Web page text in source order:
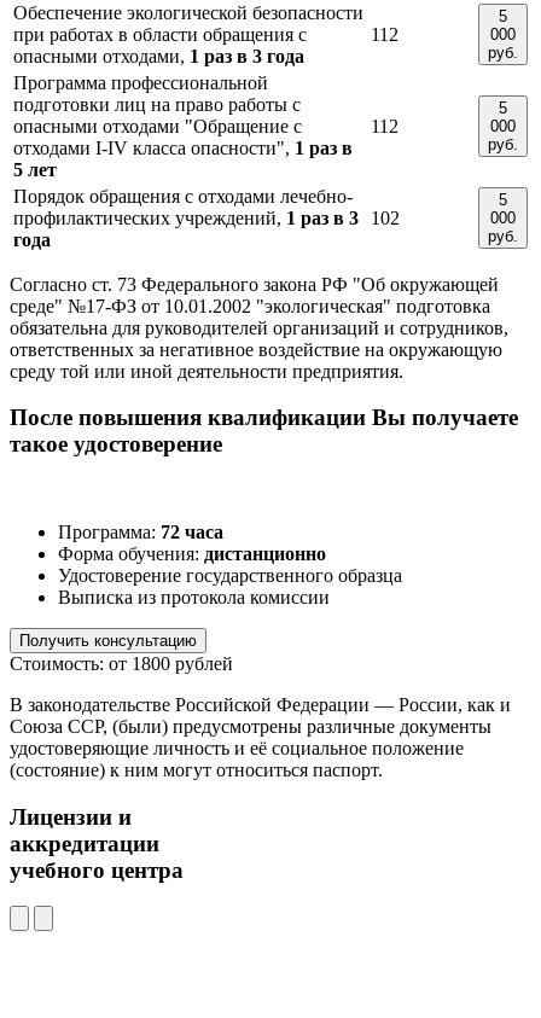
Обеспечение экологической безопасности
при работах в области обращения с
опасными отходами, 1 раз в 3 года
112
5
000
руб.
Программа профессиональной
подготовки лиц на право работы с
опасными отходами "Обращение с
отходами I-IV класса опасности", 1 раз в
5 лет
112
5
000
руб.
Порядок обращения с отходами лечебно-
профилактических учреждений, 1 раз в 3
года
102
5
000
руб.
Согласно ст. 73 Федерального закона РФ "Об окружающей
среде" №17-ФЗ от 10.01.2002 "экологическая" подготовка
обязательна для руководителей организаций и сотрудников,
ответственных за негативное воздействие на окружающую
среду той или иной деятельности предприятия.
После повышения квалификации Вы получаете
такое удостоверение
Программа: 72 часа
Форма обучения: дистанционно
Удостоверение государственного образца
Выписка из протокола комиссии
Получить консультацию
Стоимость: от 1800 рублей
В законодательстве Российской Федерации — России, как и
Союза ССР, (были) предусмотрены различные документы
удостоверяющие личность и её социальное положение
(состояние) к ним могут относиться паспорт.
Лицензии и
аккредитации
учебного центра